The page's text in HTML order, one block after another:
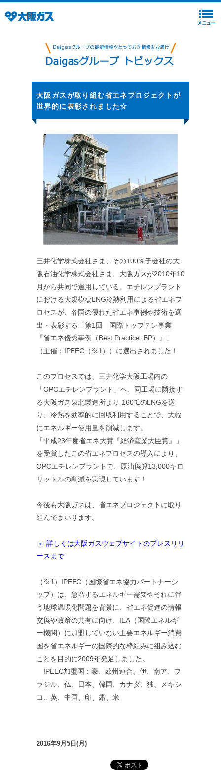
大阪ガスが取り組む省エネプロジェクトが
世界的に表彰されました☆
三井化学株式会社さま、その100％子会社の大
阪石油化学株式会社さま、大阪ガスが2010年10
月から共同で運用している、エチレンプラント
における大規模なLNG冷熱利用による省エネプ
ロセスが、各国の優れた省エネ事例や技術を選
出・表彰する「第1回 国際トップテン事業
『省エネ優秀事例（Best Practice: BP）』」
（主催：IPEEC（※1））に選出されました！
このプロセスでは、三井化学大阪工場内の
「OPCエチレンプラント」へ、同工場に隣接す
る大阪ガス泉北製造所より-160℃のLNGを送
り、冷熱を効率的に回収利用することで、大幅
にエネルギー使用量を削減します。
「平成23年度省エネ大賞『経済産業大臣賞』」
を受賞したこの省エネプロセスの導入により、
OPCエチレンプラントで、原油換算13,000キロ
リットルの削減を実現しています！
今後も大阪ガスは、省エネプロジェクトに取り
組んでまいります。
詳しくは大阪ガスウェブサイトのプレスリリ
ースまで
（※1）IPEEC（国際省エネ協力パートナーシ
ップ）は、急増するエネルギー需要やそれに伴
う地球温暖化問題を背景に、省エネ促進の情報
交換や政策の共有に向け、IEA（国際エネルギ
ー機関）に加盟していない主要エネルギー消費
国を省エネルギーの国際的な枠組みに組み込む
ことを目的に2009年発足しました。
IPEEC加盟国：豪、欧州連合、伊、南ア、ブ
ラジル、仏、日本、韓国、カナダ、独、メキシ
コ、英、中国、印、露、米
2016年9月5日(月)